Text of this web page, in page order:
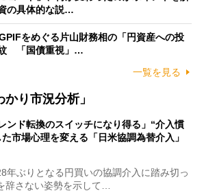
の具体的な説…
をめぐる片山財務相の「円資産への投
「国債重視」…
一覧を見る
り市況分析」
レンド転換のスイッチになり得る」“介入慣
市場心理を変える「日米協調為替介入」
ぶりとなる円買いの協調介入に踏み切っ
辞さない姿勢を示して…